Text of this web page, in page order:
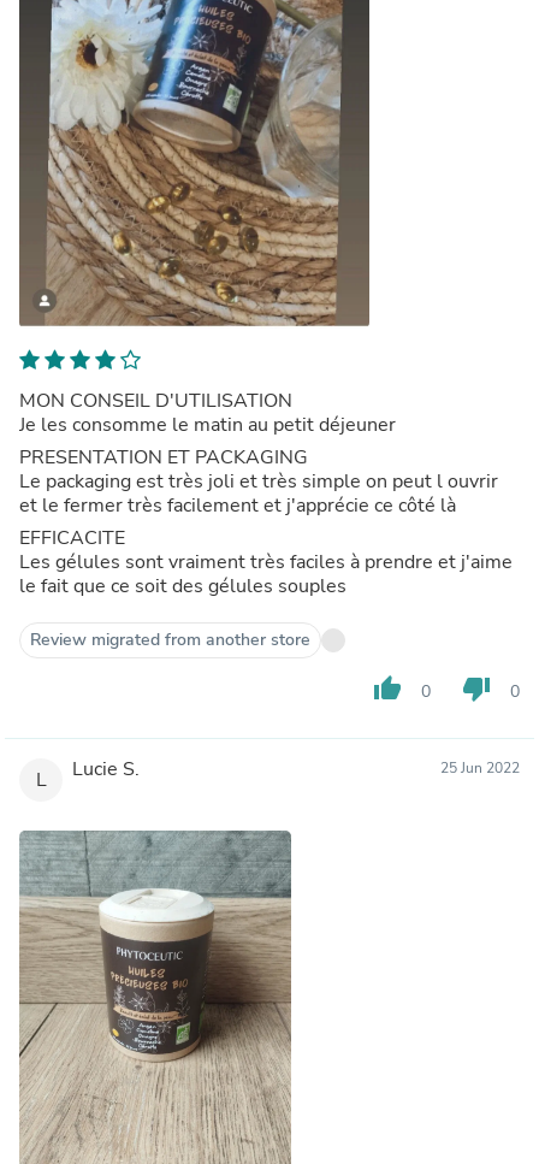
MON CONSEIL D'UTILISATION
Je les consomme le matin au petit déjeuner
PRESENTATION ET PACKAGING
Le packaging est très joli et très simple on peut l ouvrir
et le fermer très facilement et j'apprécie ce côté là
EFFICACITE
Les gélules sont vraiment très faciles à prendre et j'aime
le fait que ce soit des gélules souples
Review migrated from another store
thumb_up 0 thumb_down 0
L Lucie S. 25 Jun 2022